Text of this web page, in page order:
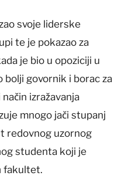
svoje liderske
te je pokazao za
je bio u opoziciji u
bolji govornik i borac za
izražavanja
mnogo jači stupanj
redovnog uzornog
studenta koji je
fakultet.